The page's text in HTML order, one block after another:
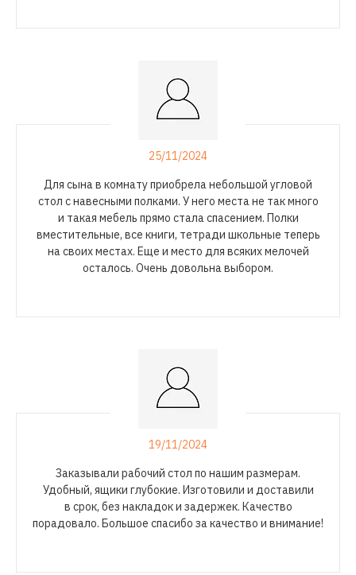
25/11/2024
Для сына в комнату приобрела небольшой угловой
стол с навесными полками. У него места не так много
и такая мебель прямо стала спасением. Полки
вместительные, все книги, тетради школьные теперь
на своих местах. Еще и место для всяких мелочей
осталось. Очень довольна выбором.
19/11/2024
Заказывали рабочий стол по нашим размерам.
Удобный, ящики глубокие. Изготовили и доставили
в срок, без накладок и задержек. Качество
порадовало. Большое спасибо за качество и внимание!